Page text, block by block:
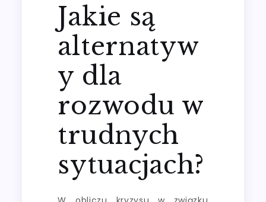
Jakie są
alternatyw
y dla
rozwodu w
trudnych
sytuacjach?